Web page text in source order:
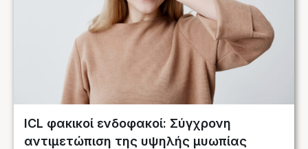
ICL φακικοί ενδοφακοί: Σύγχρονη
αντιμετώπιση της υψηλής μυωπίας